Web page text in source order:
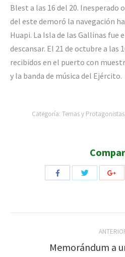
Blest a las 16 del 20. Inesperado
del este demoró la navegación
Huapi. La Isla de las Gallinas fue
descansar. El 21 de octubre a las
recibidos en el puerto con
y la banda de música del Ejército.
Categoría: Temas y Protagonistas
CompartirCompartir
Memorándum a